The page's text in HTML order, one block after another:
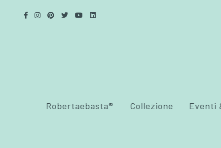
Robertaebasta® Collezione Eventi